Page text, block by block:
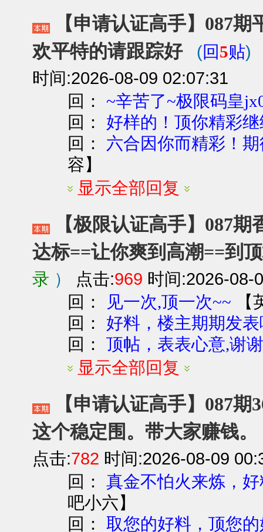
【申请认证高手】087
欢平特的请跟踪好
(回5贴)
时间:2026-08-09 02:07:31
回：~辛苦了~极限码皇
回： 好样的！顶你精彩
回： 六合因你而精彩！
容】
显示全部回复
【极限认证高手】087
达标==让你爽到高潮==到
录 ） 点击:969 时间:2026-08-
回：
见一次,顶一次~~ 【
回： 好料，楼主期期发
回：顶帖，表表心意,谢
显示全部回复
【申请认证高手】087
这个稳定围。带大家赚钱。
点击:782 时间:2026-08-09
回：真金不怕火来炼，
吧小六】
回：取您的好料，顶您